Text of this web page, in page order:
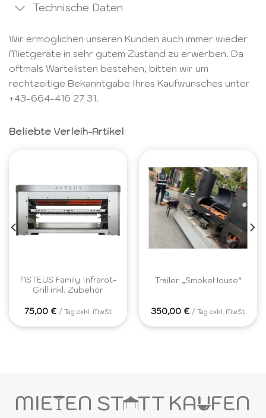
Technische Daten
Wir ermöglichen unseren Kunden auch immer wieder
Mietgeräte in sehr gutem Zustand zu erwerben. Da
oftmals Wartelisten bestehen, bitten wir um
rechtzeitige Bekanntgabe Ihres Kaufwunsches unter
+43-664-416 27 31.
Beliebte Verleih-Artikel
ASTEUS Family Infrarot-
Grill inkl. Zubehör
75,00 € / Tag exkl. MwSt
Trailer „SmokeHouse“
350,00 € / Tag exkl. MwSt